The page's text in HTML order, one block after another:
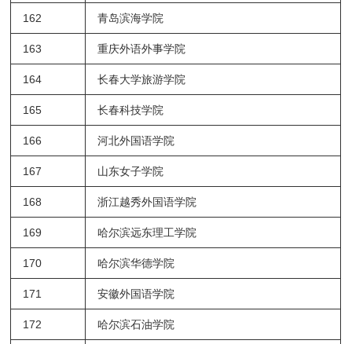
162 青岛滨海学院
163 重庆外语外事学院
164 长春大学旅游学院
165 长春科技学院
166 河北外国语学院
167 山东女子学院
168 浙江越秀外国语学院
169 哈尔滨远东理工学院
170 哈尔滨华德学院
171 安徽外国语学院
172 哈尔滨石油学院